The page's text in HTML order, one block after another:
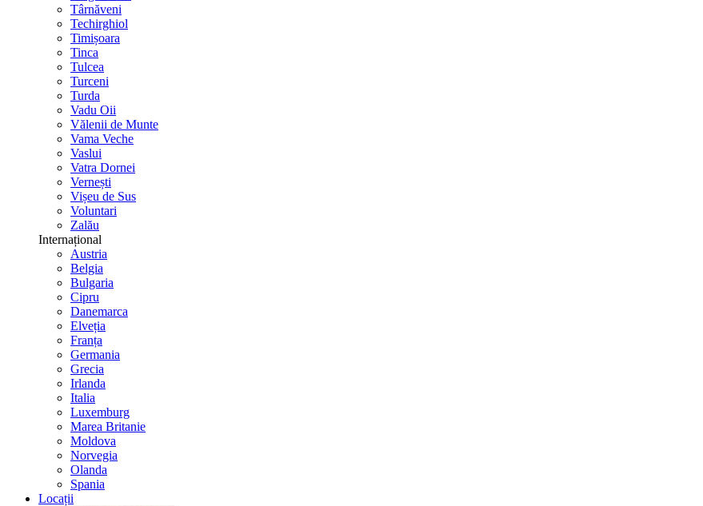
Târnăveni
Techirghiol
Timișoara
Tinca
Tulcea
Turceni
Turda
Vadu Oii
Vălenii de Munte
Vama Veche
Vaslui
Vatra Dornei
Vernești
Vișeu de Sus
Voluntari
Zalău
Internațional
Austria
Belgia
Bulgaria
Cipru
Danemarca
Elveția
Franța
Germania
Grecia
Irlanda
Italia
Luxemburg
Marea Britanie
Moldova
Norvegia
Olanda
Spania
Locații